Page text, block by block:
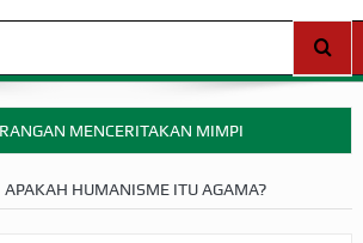
MENCERITAKAN MIMPI
APAKAH HUMANISME ITU AGAMA?